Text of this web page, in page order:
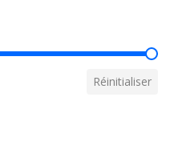
Réinitialiser